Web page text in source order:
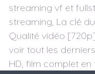
streaming vf et
streaming, La clé
Qualité vidéo
voir tout les
HD, film complet